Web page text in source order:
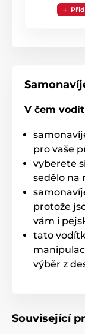
brzdy
Ať už vás
nebo
dovolí
brzdového
přitáhnete,
vodítka,
Technické
výslovného
ilustrativní
V čem
pro vaše
vyberete
sedělo na
protože
vám i
tato
výběr z
Související